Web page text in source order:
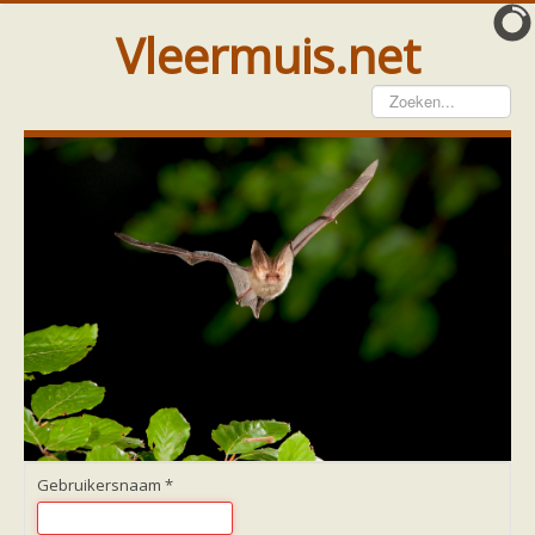
Vleermuis.net
Vleermuis gezien
Waarneming doorgeven
Wat doen wij met meldingen
Telinstructie
Waarnemingen doorgeven elders
Hulp
Vleermuis gevonden
Vanginstructie
Hulp per email
Hulp per provincie
Drenthe
Groningen
Home
Gebruikersnaam *